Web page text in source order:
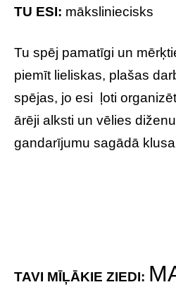
TU ESI: māksliniecisks
Tu spēj pamatīgi un
piemīt lieliskas, plašas
spējas, jo esi ļoti
ārēji alksti un vēlies
gandarījumu sagādā
TAVI MĪĻĀKIE ZIEDI: